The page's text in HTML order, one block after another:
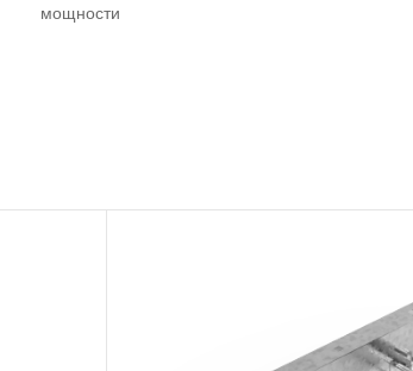
мощности